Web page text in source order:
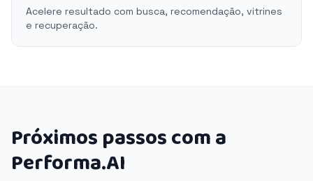
Acelere resultado com busca, recomendação, vitrines
e recuperação.
Próximos passos com a
Performa.AI